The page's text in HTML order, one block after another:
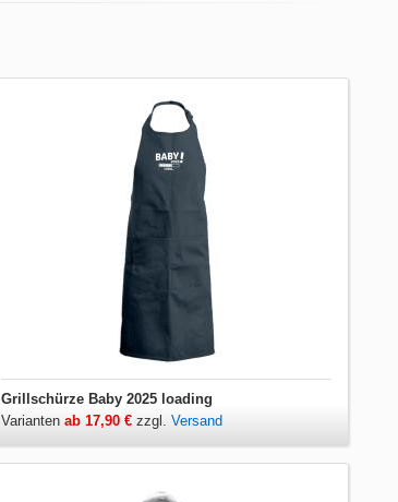
Grillschürze Baby 2025 loading
Variantenab 17,90 € zzgl.Versand